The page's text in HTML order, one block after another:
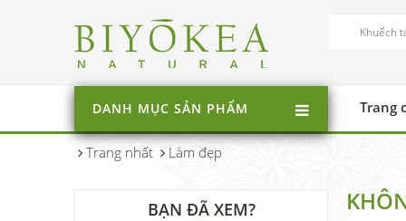
DANH MỤC SẢN PHẨM Trang
Trang nhất Làm đẹp
BẠN ĐÃ XEM?